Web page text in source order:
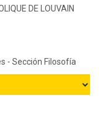
DE LOUVAIN
- Sección Filosofía